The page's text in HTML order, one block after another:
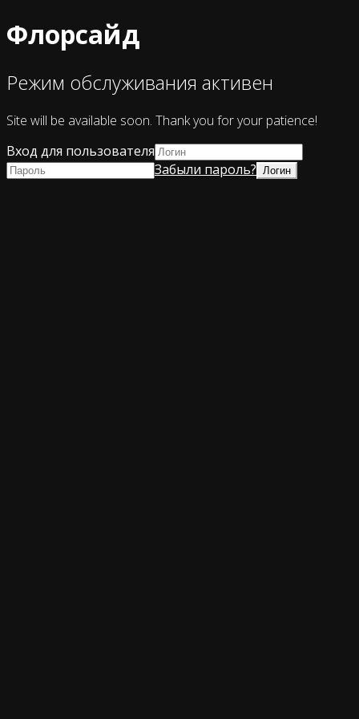
Флорсайд
Режим обслуживания активен
Site will be available soon. Thank you for your patience!
Вход для пользователя
Забыли пароль?